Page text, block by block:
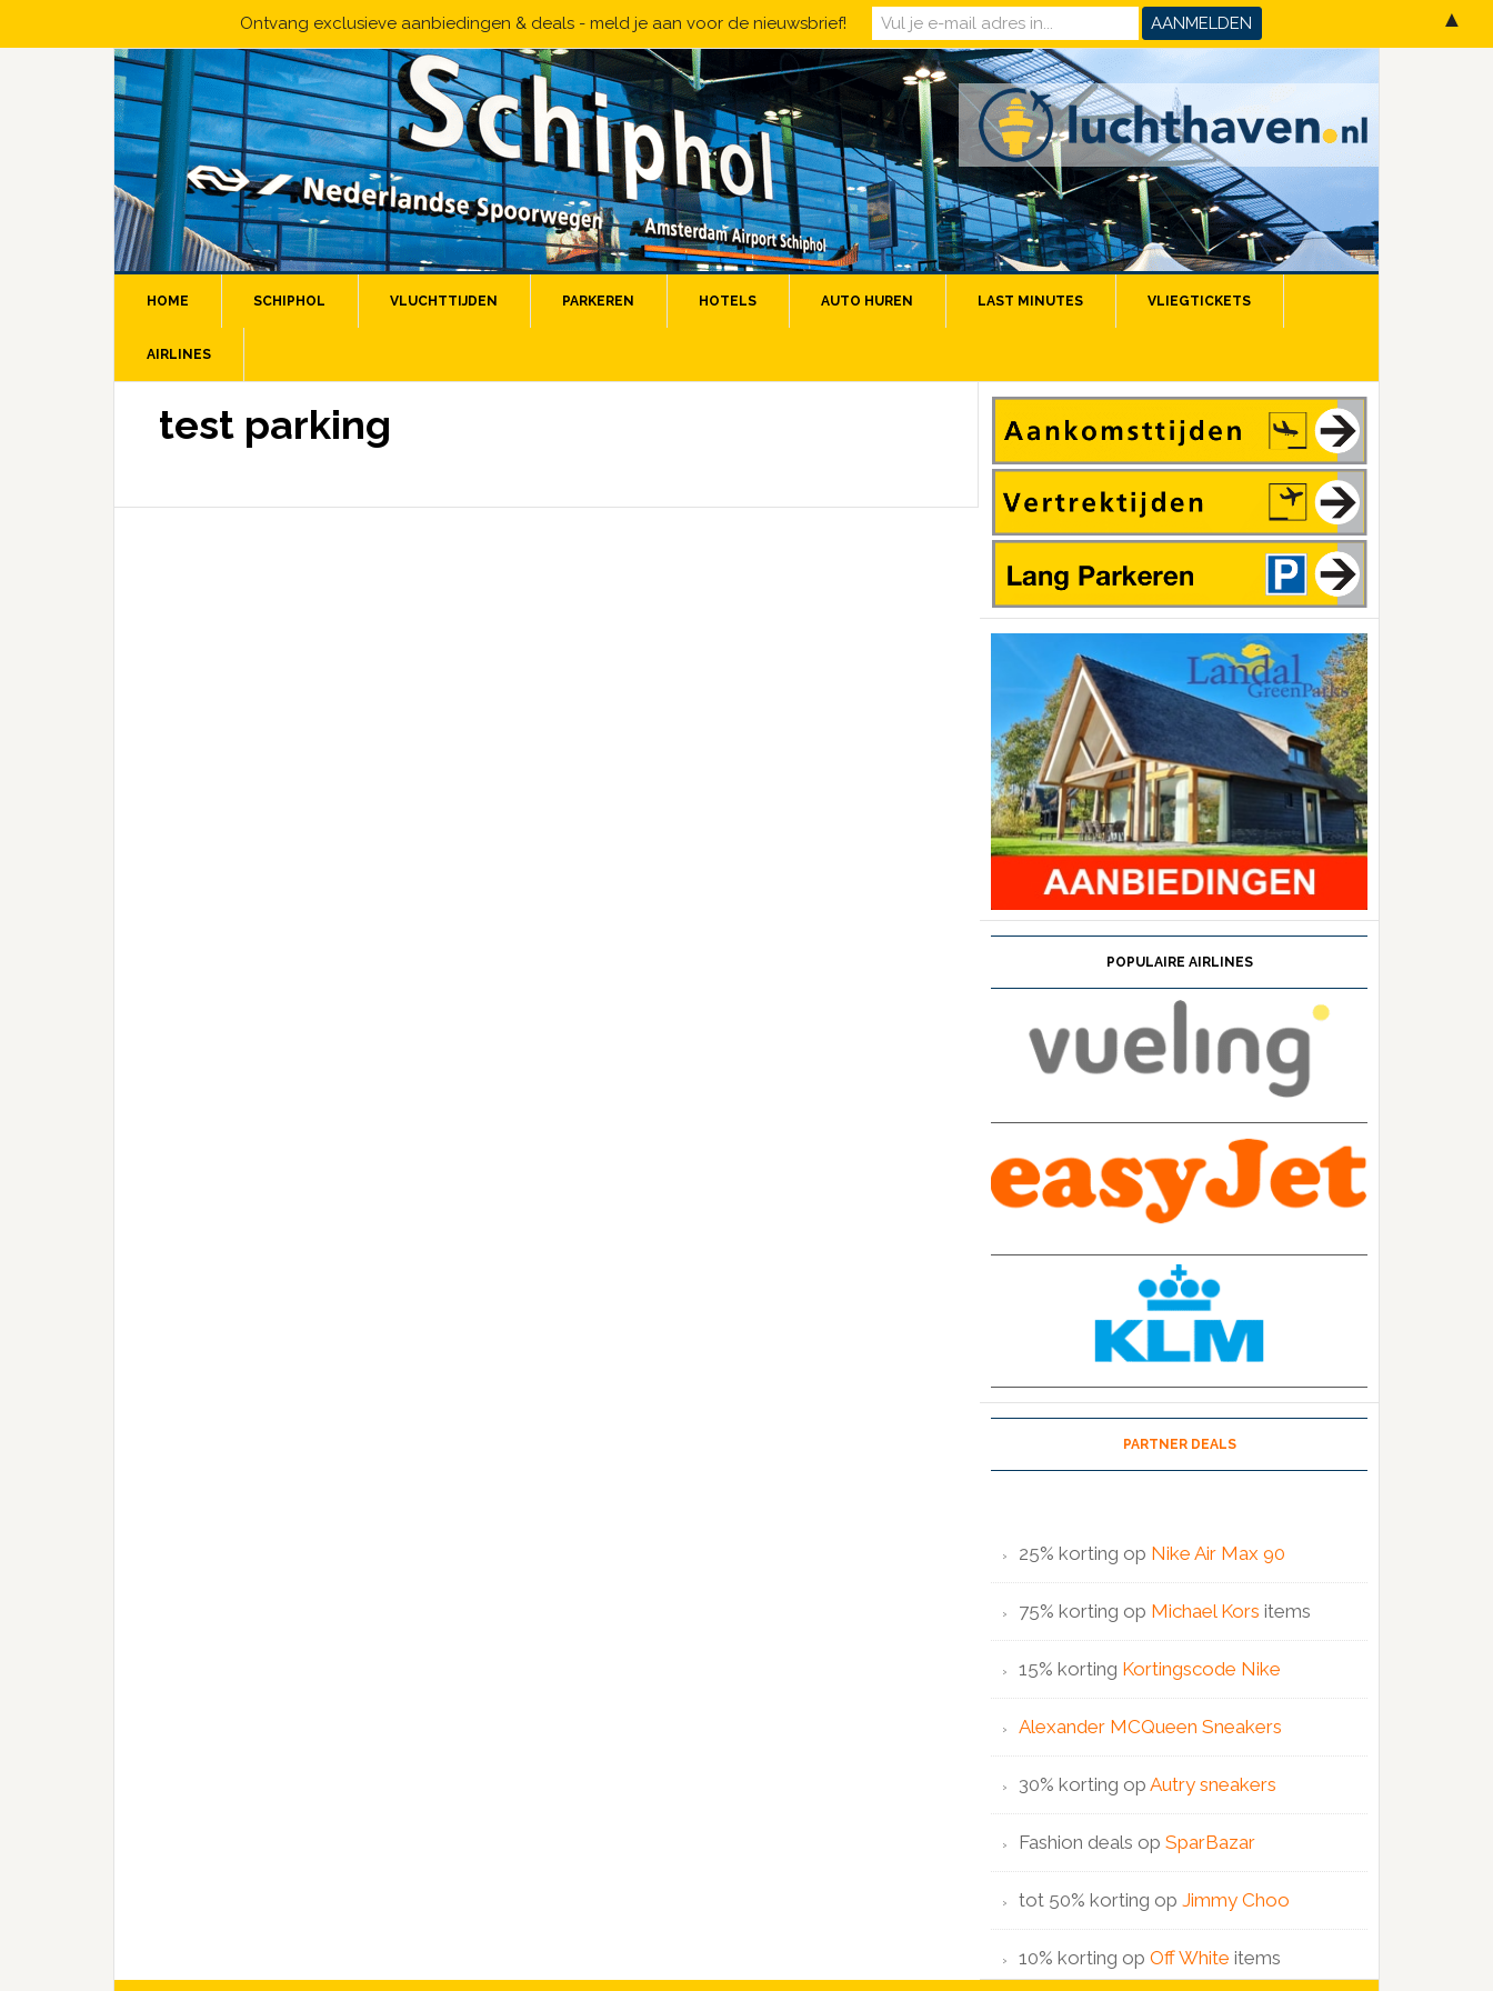
HOME SCHIPHOL VLUCHTTIJDEN PARKEREN HOTELS AUTO HUREN LAST MINUTES VLIEGTICKETS
AIRLINES
test parking
POPULAIRE AIRLINES
PARTNER DEALS
25% korting op Nike Air Max 90
75% korting op Michael Kors items
15% korting Kortingscode Nike
Alexander MCQueen Sneakers
30% korting op Autry sneakers
Fashion deals op SparBazar
tot 50% korting op Jimmy Choo
10% korting op Off White items
Ontvang exclusieve aanbiedingen & deals - meld je aan voor de nieuwsbrief! ▲